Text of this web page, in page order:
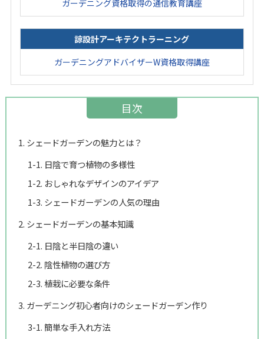
ガーデニング資格取得の通信教育講座
諒設計アーキテクトラーニング
ガーデニングアドバイザーW資格取得講座
目次
1. シェードガーデンの魅力とは？
1-1. 日陰で育つ植物の多様性
1-2. おしゃれなデザインのアイデア
1-3. シェードガーデンの人気の理由
2. シェードガーデンの基本知識
2-1. 日陰と半日陰の違い
2-2. 陰性植物の選び方
2-3. 植栽に必要な条件
3. ガーデニング初心者向けのシェードガーデン作り
3-1. 簡単な手入れ方法